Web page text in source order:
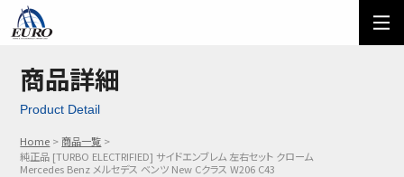
ご利用方法
メール問い合わせ
03-5674-7742
商品詳細
Product Detail
Home
商品一覧
純正品 [TURBO ELECTRIFIED] サイドエンブレム 左右セット クローム
Mercedes Benz メルセデス ベンツ New Cクラス W206 C43